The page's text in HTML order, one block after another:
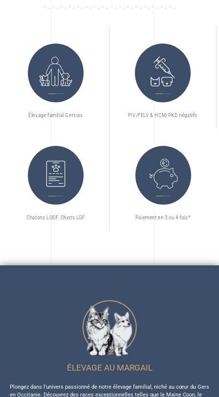
Élevage familial Gersois FIV/FELV & HCM/PKD négatifs
Chatons LOOF, Chiots LOF Paiement en 3 ou 4 fois*
ÉLEVAGE AU MARGAIL
Plongez dans l’univers passionné de notre élevage familial, niché au cœur du Gers
en Occitanie. Découvrez des races exceptionnelles telles que le Maine Coon, le